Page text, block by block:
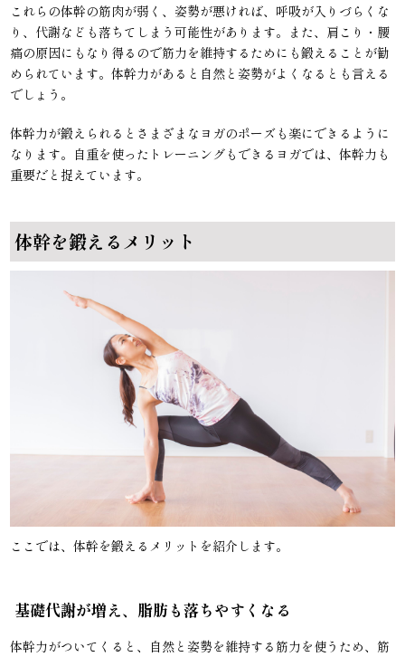
これらの体幹の筋肉が弱く、姿勢が悪ければ、呼吸が入りづらくな
り、代謝なども落ちてしまう可能性があります。また、肩こり・腰
痛の原因にもなり得るので筋力を維持するためにも鍛えることが勧
められています。体幹力があると自然と姿勢がよくなるとも言える
でしょう。
体幹力が鍛えられるとさまざまなヨガのポーズも楽にできるように
なります。自重を使ったトレーニングもできるヨガでは、体幹力も
重要だと捉えています。
体幹を鍛えるメリット
ここでは、体幹を鍛えるメリットを紹介します。
基礎代謝が増え、脂肪も落ちやすくなる
体幹力がついてくると、自然と姿勢を維持する筋力を使うため、筋